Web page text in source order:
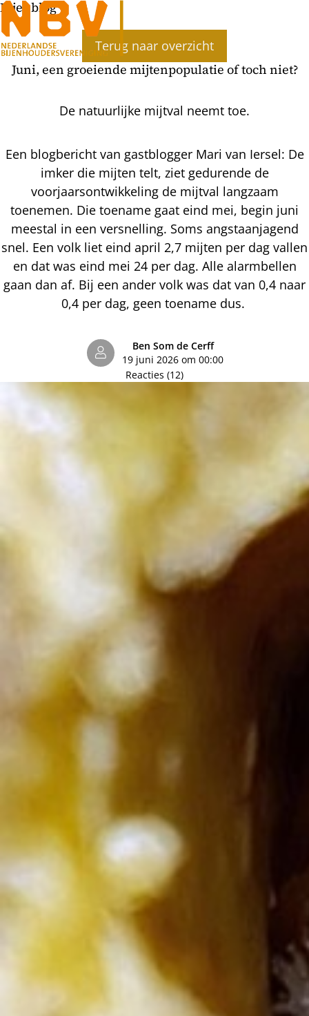
Bijenblog
Terug naar overzicht
Juni, een groeiende mijtenpopulatie of toch niet?
De natuurlijke mijtval neemt toe.
Een blogbericht van gastblogger Mari van Iersel: De
imker die mijten telt, ziet gedurende de
voorjaarsontwikkeling de mijtval langzaam
toenemen. Die toename gaat eind mei, begin juni
meestal in een versnelling. Soms angstaanjagend
snel. Een volk liet eind april 2,7 mijten per dag vallen
en dat was eind mei 24 per dag. Alle alarmbellen
gaan dan af. Bij een ander volk was dat van 0,4 naar
0,4 per dag, geen toename dus.
Ben Som de Cerff
19 juni 2026 om 00:00
Reacties (12)